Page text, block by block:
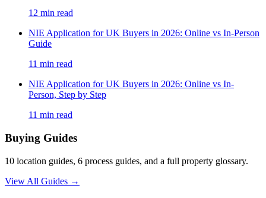
12 min read
NIE Application for UK Buyers in 2026: Online vs In-Person
Guide
11 min read
NIE Application for UK Buyers in 2026: Online vs In-
Person, Step by Step
11 min read
Buying Guides
10 location guides, 6 process guides, and a full property glossary.
View All Guides →